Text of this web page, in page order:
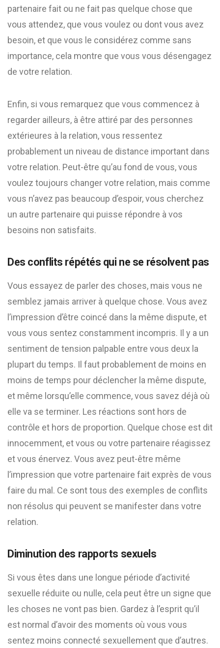
partenaire fait ou ne fait pas quelque chose que
vous attendez, que vous voulez ou dont vous avez
besoin, et que vous le considérez comme sans
importance, cela montre que vous vous désengagez
de votre relation.
Enfin, si vous remarquez que vous commencez à
regarder ailleurs, à être attiré par des personnes
extérieures à la relation, vous ressentez
probablement un niveau de distance important dans
votre relation. Peut-être qu’au fond de vous, vous
voulez toujours changer votre relation, mais comme
vous n’avez pas beaucoup d’espoir, vous cherchez
un autre partenaire qui puisse répondre à vos
besoins non satisfaits.
Des conflits répétés qui ne se résolvent pas
Vous essayez de parler des choses, mais vous ne
semblez jamais arriver à quelque chose. Vous avez
l’impression d’être coincé dans la même dispute, et
vous vous sentez constamment incompris. Il y a un
sentiment de tension palpable entre vous deux la
plupart du temps. Il faut probablement de moins en
moins de temps pour déclencher la même dispute,
et même lorsqu’elle commence, vous savez déjà où
elle va se terminer. Les réactions sont hors de
contrôle et hors de proportion. Quelque chose est dit
innocemment, et vous ou votre partenaire réagissez
et vous énervez. Vous avez peut-être même
l’impression que votre partenaire fait exprès de vous
faire du mal. Ce sont tous des exemples de conflits
non résolus qui peuvent se manifester dans votre
relation.
Diminution des rapports sexuels
Si vous êtes dans une longue période d’activité
sexuelle réduite ou nulle, cela peut être un signe que
les choses ne vont pas bien. Gardez à l’esprit qu’il
est normal d’avoir des moments où vous vous
sentez moins connecté sexuellement que d’autres.